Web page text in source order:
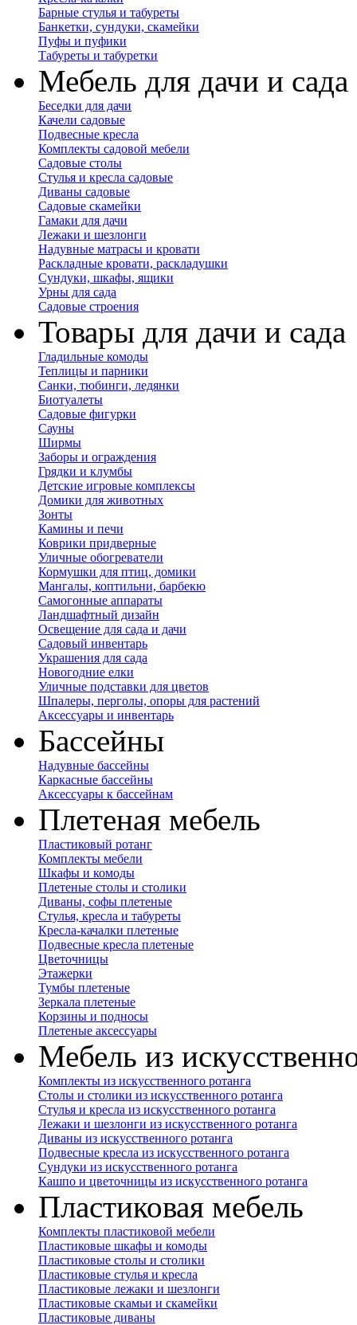
Барные стулья и табуреты
Банкетки, сундуки, скамейки
Пуфы и пуфики
Табуреты и табуретки
Мебель для дачи и сада
Беседки для дачи
Качели садовые
Подвесные кресла
Комплекты садовой мебели
Садовые столы
Стулья и кресла садовые
Диваны садовые
Садовые скамейки
Гамаки для дачи
Лежаки и шезлонги
Надувные матрасы и кровати
Раскладные кровати, раскладушки
Сундуки, шкафы, ящики
Урны для сада
Садовые строения
Товары для дачи и сада
Гладильные комоды
Теплицы и парники
Санки, тюбинги, ледянки
Биотуалеты
Садовые фигурки
Сауны
Ширмы
Заборы и ограждения
Грядки и клумбы
Детские игровые комплексы
Домики для животных
Зонты
Камины и печи
Коврики придверные
Уличные обогреватели
Кормушки для птиц, домики
Мангалы, коптильни, барбекю
Самогонные аппараты
Ландшафтный дизайн
Освещение для сада и дачи
Садовый инвентарь
Украшения для сада
Новогодние елки
Уличные подставки для цветов
Шпалеры, перголы, опоры для растений
Аксессуары и инвентарь
Бассейны
Надувные бассейны
Каркасные бассейны
Аксессуары к бассейнам
Плетеная мебель
Пластиковый ротанг
Комплекты мебели
Шкафы и комоды
Плетеные столы и столики
Диваны, софы плетеные
Стулья, кресла и табуреты
Кресла-качалки плетеные
Подвесные кресла плетеные
Цветочницы
Этажерки
Тумбы плетеные
Зеркала плетеные
Корзины и подносы
Плетеные аксессуары
Мебель из
Комплекты из искусственного ротанга
Столы и столики из искусственного ротанга
Стулья и кресла из искусственного ротанга
Лежаки и шезлонги из искусственного ротанга
Диваны из искусственного ротанга
Подвесные кресла из искусственного ротанга
Сундуки из искусственного ротанга
Кашпо и цветочницы из искусственного ротанга
Пластиковая мебель
Комплекты пластиковой мебели
Пластиковые шкафы и комоды
Пластиковые столы и столики
Пластиковые стулья и кресла
Пластиковые лежаки и шезлонги
Пластиковые скамьи и скамейки
Пластиковые диваны